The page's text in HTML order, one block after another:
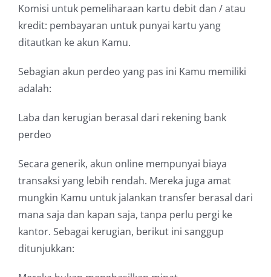
Komisi untuk pemeliharaan kartu debit dan / atau
kredit: pembayaran untuk punyai kartu yang
ditautkan ke akun Kamu.
Sebagian akun perdeo yang pas ini Kamu memiliki
adalah:
Laba dan kerugian berasal dari rekening bank
perdeo
Secara generik, akun online mempunyai biaya
transaksi yang lebih rendah. Mereka juga amat
mungkin Kamu untuk jalankan transfer berasal dari
mana saja dan kapan saja, tanpa perlu pergi ke
kantor. Sebagai kerugian, berikut ini sanggup
ditunjukkan: